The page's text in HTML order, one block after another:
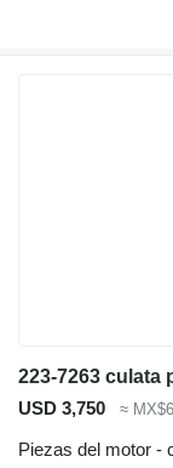
223-7263 culata
USD 3,750
≈
Piezas del motor -